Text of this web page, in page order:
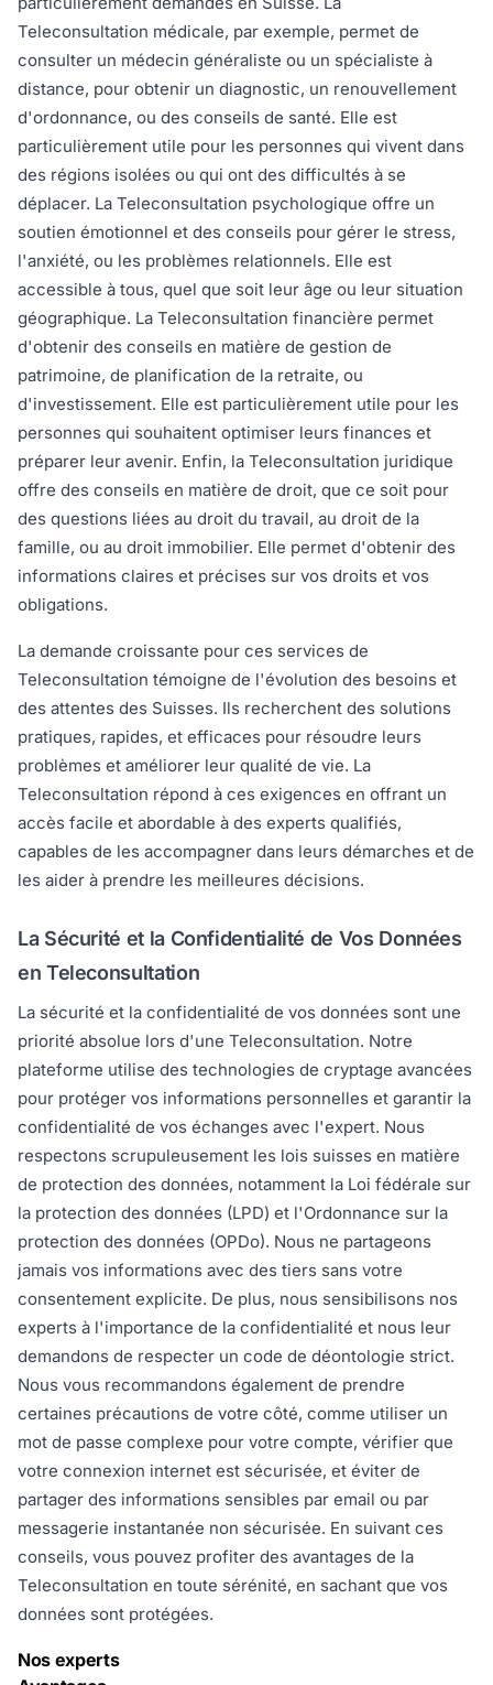
Teleconsultation médicale, par exemple, permet de
consulter un médecin généraliste ou un spécialiste à
distance, pour obtenir un diagnostic, un renouvellement
d'ordonnance, ou des conseils de santé. Elle est
particulièrement utile pour les personnes qui vivent dans
des régions isolées ou qui ont des difficultés à se
déplacer. La Teleconsultation psychologique offre un
soutien émotionnel et des conseils pour gérer le stress,
l'anxiété, ou les problèmes relationnels. Elle est
accessible à tous, quel que soit leur âge ou leur situation
géographique. La Teleconsultation financière permet
d'obtenir des conseils en matière de gestion de
patrimoine, de planification de la retraite, ou
d'investissement. Elle est particulièrement utile pour les
personnes qui souhaitent optimiser leurs finances et
préparer leur avenir. Enfin, la Teleconsultation juridique
offre des conseils en matière de droit, que ce soit pour
des questions liées au droit du travail, au droit de la
famille, ou au droit immobilier. Elle permet d'obtenir des
informations claires et précises sur vos droits et vos
obligations.
La demande croissante pour ces services de
Teleconsultation témoigne de l'évolution des besoins et
des attentes des Suisses. Ils recherchent des solutions
pratiques, rapides, et efficaces pour résoudre leurs
problèmes et améliorer leur qualité de vie. La
Teleconsultation répond à ces exigences en offrant un
accès facile et abordable à des experts qualifiés,
capables de les accompagner dans leurs démarches et de
les aider à prendre les meilleures décisions.
La Sécurité et la Confidentialité de Vos Données
en Teleconsultation
La sécurité et la confidentialité de vos données sont une
priorité absolue lors d'une Teleconsultation. Notre
plateforme utilise des technologies de cryptage avancées
pour protéger vos informations personnelles et garantir la
confidentialité de vos échanges avec l'expert. Nous
respectons scrupuleusement les lois suisses en matière
de protection des données, notamment la Loi fédérale sur
la protection des données (LPD) et l'Ordonnance sur la
protection des données (OPDo). Nous ne partageons
jamais vos informations avec des tiers sans votre
consentement explicite. De plus, nous sensibilisons nos
experts à l'importance de la confidentialité et nous leur
demandons de respecter un code de déontologie strict.
Nous vous recommandons également de prendre
certaines précautions de votre côté, comme utiliser un
mot de passe complexe pour votre compte, vérifier que
votre connexion internet est sécurisée, et éviter de
partager des informations sensibles par email ou par
messagerie instantanée non sécurisée. En suivant ces
conseils, vous pouvez profiter des avantages de la
Teleconsultation en toute sérénité, en sachant que vos
données sont protégées.
Nos experts